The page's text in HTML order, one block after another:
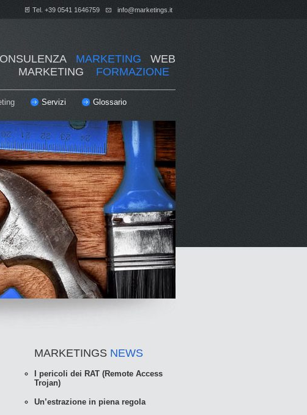
Tel. +39 0541 1646759 info@marketings.it
MARKETING WEB
MARKETING FORMAZIONE
Servizi
Glossario
MARKETINGS NEWS
I pericoli dei RAT (Remote Access
Trojan)
Un’estrazione in piena regola